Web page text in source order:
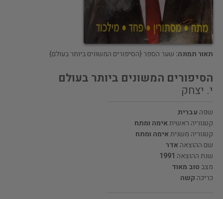
תאור תמונה: שער הספר {הסיפורים המשונים ביותר בעולם}
הסיפורים המשונים ביותר בעולם
י. יצחק
שפה עברית
קטגוריה ראשיתאימה ומתח
קטגוריה משניתאימה ומתח
שם ההוצאהאדר
שנת ההוצאה 1991
מצבטוב מאוד
כריכה קשה